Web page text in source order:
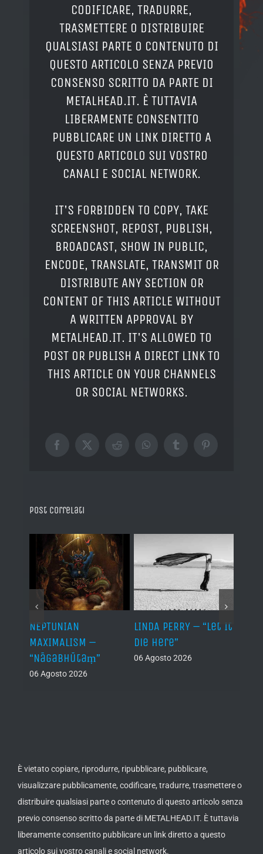
CODIFICARE, TRADURRE,
TRASMETTERE O DISTRIBUIRE
QUALSIASI PARTE O CONTENUTO DI
QUESTO ARTICOLO SENZA PREVIO
CONSENSO SCRITTO DA PARTE DI
METALHEAD.IT. È TUTTAVIA
LIBERAMENTE CONSENTITO
PUBBLICARE UN LINK DIRETTO A
QUESTO ARTICOLO SUI VOSTRO
CANALI E SOCIAL NETWORK.
IT'S FORBIDDEN TO COPY, TAKE
SCREENSHOT, REPOST, PUBLISH,
BROADCAST, SHOW IN PUBLIC,
ENCODE, TRANSLATE, TRANSMIT OR
DISTRIBUTE ANY SECTION OR
CONTENT OF THIS ARTICLE WITHOUT
A WRITTEN APPROVAL BY
METALHEAD.IT. IT'S ALLOWED TO
POST OR PUBLISH A DIRECT LINK TO
THIS ARTICLE ON YOUR CHANNELS
OR SOCIAL NETWORKS.
Facebook
X RedditWhatsAppTumblrPinterest
Post correlati
NEPTUNIAN
MAXIMALISM –
“Nāgabhūtaṃ”
06 Agosto 2026
LINDA PERRY – “Let It
Die Here”
06 Agosto 2026
È vietato copiare, riprodurre, ripubblicare, pubblicare,
visualizzare pubblicamente, codificare, tradurre, trasmettere o
distribuire qualsiasi parte o contenuto di questo articolo senza
previo consenso scritto da parte di METALHEAD.IT. È tuttavia
liberamente consentito pubblicare un link diretto a questo
articolo sui vostro canali e social network.